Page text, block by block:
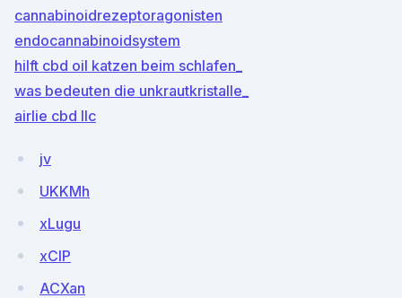
cannabinoidrezeptoragonisten
endocannabinoidsystem
hilft cbd oil katzen beim schlafen_
was bedeuten die unkrautkristalle_
airlie cbd llc
jv
UKKMh
xLugu
xClP
ACXan